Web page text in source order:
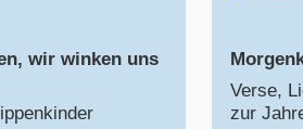
wir winken uns
Verse,
zur